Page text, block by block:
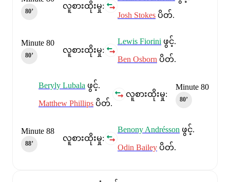
လူစားထိုးမှု:
Josh Stokes ပိတ်.
80‎’‎
လူစားထိုးမှု:
Lewis Fiorini ဖွင့်.
Ben Osborn ပိတ်.
Minute 80
80‎’‎
Minute 80
80‎’‎
လူစားထိုးမှု:
Beryly Lubala ဖွင့်.
Matthew Phillips ပိတ်.
လူစားထိုးမှု:
Benony Andrésson ဖွင့်.
Odin Bailey ပိတ်.
Minute 88
88‎’‎